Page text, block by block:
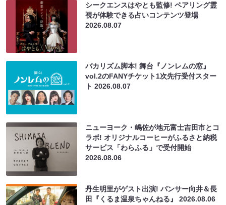
シークエンスはやとも監修! ペアリング霊
視が体験できる占いコンテンツ登場
2026.08.07
バカリズム脚本! 舞台『ノンレムの窓』
vol.2のFANYチケット1次先行受付スター
ト2026.08.07
ニューヨーク・嶋佐が地元富士吉田市とコ
ラボ! オリジナルコーヒーがふるさと納税
サービス「わらふる」で受付開始
2026.08.06
丹生明里がゲスト出演! パンサー向井＆長
田『くるま温泉ちゃんねる』2026.08.06